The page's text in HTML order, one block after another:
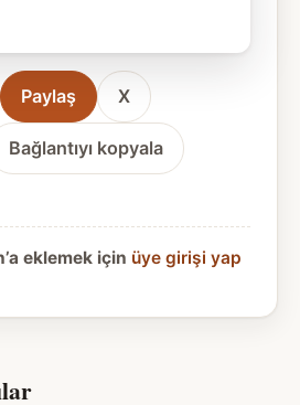
Paylaş X
Bağlantıyı kopyala
eklemek için üye girişi yap